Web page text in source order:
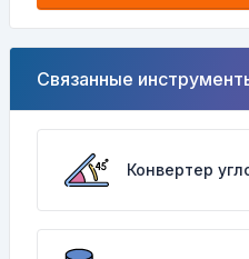
Связанные
Конвертер